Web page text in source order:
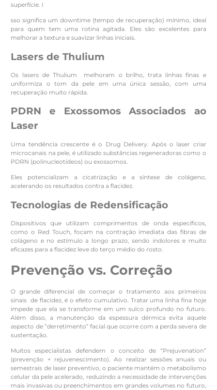
superfície. I
sso significa um downtime (tempo de recuperação) mínimo, ideal
para quem tem uma rotina agitada. Eles são excelentes para
melhorar a textura e suavizar linhas iniciais.
Lasers de Thulium
Os lasers de Thulium melhoram o brilho, trata linhas finas e
uniformiza o tom da pele em uma única sessão, com uma
recuperação muito rápida.
PDRN e Exossomos Associados ao
Laser
Uma tendência crescente é o Drug Delivery. Após o laser criar
microcanais na pele, é utilizado substâncias regeneradoras como o
PDRN (polinucleotídeos) ou exossomos.
Eles potencializam a cicatrização e a síntese de colágeno,
acelerando os resultados contra a flacidez.
Tecnologias de Redensificação
Dispositivos que utilizam comprimentos de onda específicos,
como o Red Touch, focam na contração imediata das fibras de
colágeno e no estímulo a longo prazo, sendo indolores e muito
eficazes para a flacidez leve do terço médio do rosto.
Prevenção vs. Correção
O grande diferencial de começar o tratamento aos primeiros
sinais de flacidez, é o efeito cumulativo. Tratar uma linha fina hoje
impede que ela se transforme em um sulco profundo no futuro.
Além disso, a manutenção da espessura dérmica evita aquele
aspecto de “derretimento” facial que ocorre com a perda severa de
sustentação.
Muitos especialistas defendem o conceito de “Prejuvenation”
(prevenção + rejuvenescimento). Ao realizar sessões anuais ou
semestrais de laser preventivo, o paciente mantém o metabolismo
celular da pele acelerado, reduzindo a necessidade de intervenções
mais invasivas ou preenchimentos em grandes volumes no futuro,